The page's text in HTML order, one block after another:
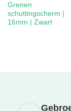
Grenen
schuttingscherm |
16mm | Zwart